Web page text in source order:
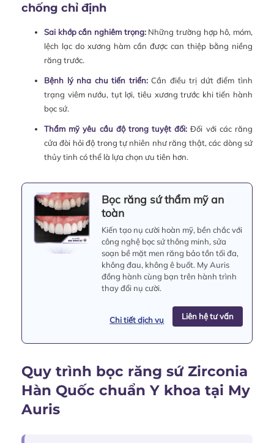
chống chỉ định
Sai khớp cắn nghiêm trọng:Những trường hợp hô, móm,
lệch lạc do xương hàm cần được can thiệp bằng niềng
răng trước.
Bệnh lý nha chu tiến triển:Cần điều trị dứt điểm tình
trạng viêm nướu, tụt lợi, tiêu xương trước khi tiến hành
bọc sứ.
Thẩm mỹ yêu cầu độ trong tuyệt đối: Đối với các răng
cửa đòi hỏi độ trong tự nhiên như răng thật, các dòng sứ
thủy tinh có thể là lựa chọn ưu tiên hơn.
Bọc răng sứ thẩm mỹ an
toàn
Kiến tạo nụ cười hoàn mỹ, bền chắc với
công nghệ bọc sứ thông minh, sửa
soạn bề mặt men răng bảo tồn tối đa,
không đau, không ê buốt. My Auris
đồng hành cùng bạn trên hành trình
thay đổi nụ cười.
Chi tiết dịch vụ Liên hệ tư vấn
Quy trình bọc răng sứ Zirconia
Hàn Quốc chuẩn Y khoa tại My
Auris